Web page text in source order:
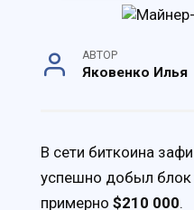
АВТОР
Яковенко Илья
В сети биткоина
успешно добыл блок
примерно $210 000.